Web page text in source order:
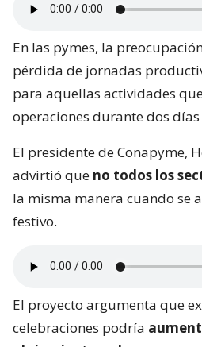
En las pymes, la
pérdida de jornadas
para aquellas actividades
operaciones durante dos días
El presidente de Conapyme,
advirtió que no todos los
la misma manera cuando se
festivo.
El proyecto argumenta que
celebraciones podría